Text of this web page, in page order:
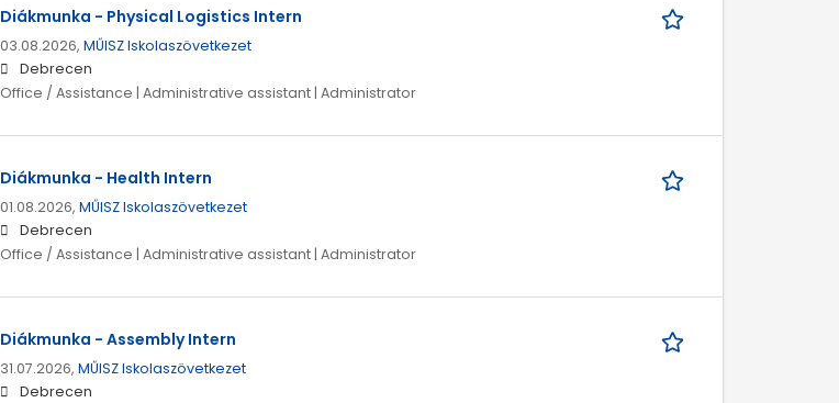
Diákmunka - Physical Logistics Intern
03.08.2026, MŰISZ Iskolaszövetkezet
Debrecen
Office / Assistance | Administrative assistant | Administrator
Diákmunka - Health Intern
01.08.2026, MŰISZ Iskolaszövetkezet
Debrecen
Office / Assistance | Administrative assistant | Administrator
Diákmunka - Assembly Intern
31.07.2026, MŰISZ Iskolaszövetkezet
Debrecen